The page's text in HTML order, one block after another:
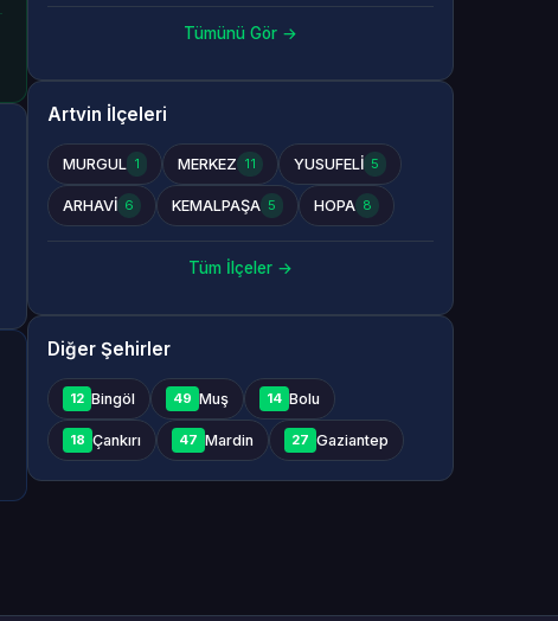
Tümünü Gör →
Artvin İlçeleri
MURGUL 1 MERKEZ 11 YUSUFELİ 5
ARHAVİ 6 KEMALPAŞA 5 HOPA 8
Tüm İlçeler →
Diğer Şehirler
12 Bingöl 49 Muş 14 Bolu
18 Çankırı 47 Mardin 27 Gaziantep